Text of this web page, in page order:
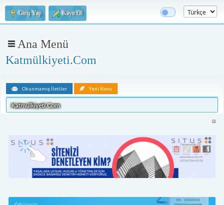
Giriş Yap Kayıt Ol
Ana Menü
Katmülkiyeti.Com
Okunmamış İletiler Yeni Konu
Katmülkiyeti.Com